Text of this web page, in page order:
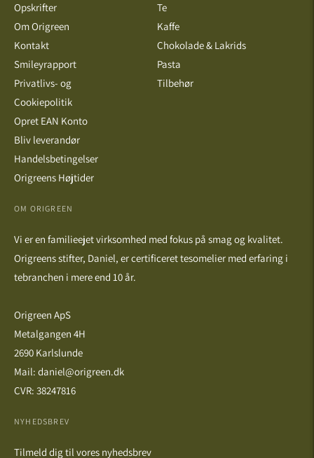
OM ORIGREEN
Vi er en familieejet virksomhed med fokus på smag og kvalitet.
Origreens stifter, Daniel, er certificeret tesomelier med erfaring i
tebranchen i mere end 10 år.
Origreen ApS
Metalgangen 4H
2690 Karlslunde
Mail: daniel@origreen.dk
CVR: 38247816
Opskrifter
Om Origreen
Kontakt
Smileyrapport
Privatlivs- og
Cookiepolitik
Opret EAN Konto
Bliv leverandør
Handelsbetingelser
Origreens Højtider
Te
Kaffe
Chokolade & Lakrids
Pasta
Tilbehør
NYHEDSBREV
Tilmeld dig til vores nyhedsbrev